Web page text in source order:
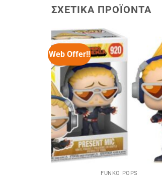
ΣΧΕΤΙΚΆ ΠΡΟΪΌΝΤΑ
Web Offer!!
FUNKO POPS